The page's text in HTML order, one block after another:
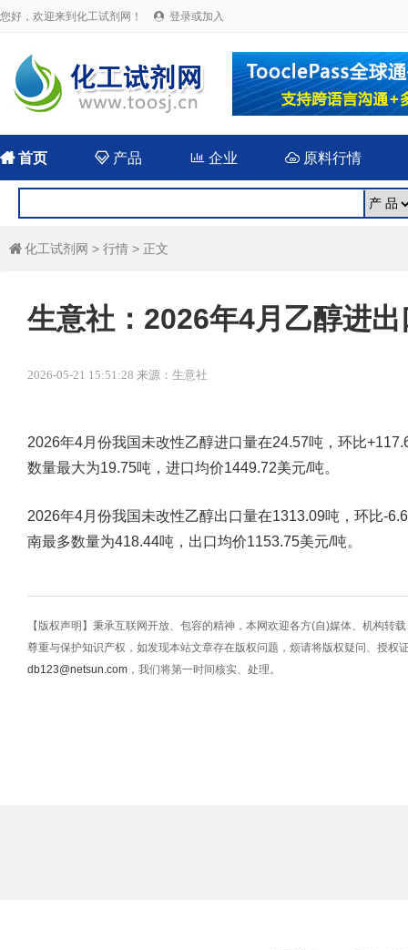
您好，欢迎来到化工试剂网！  登录或加入
首页  产品 企业 原料行情
 化工试剂网 > 行情 > 正文
生意社：2026年4月乙醇进
2026-05-21 15:51:28 来源：生意社
2026年4月份我国未改性乙醇进口量在24.57吨，环比
数量最大为19.75吨，进口均价1449.72美元/吨。
2026年4月份我国未改性乙醇出口量在1313.09吨，环比-
南最多数量为418.44吨，出口均价1153.75美元/吨。
【版权声明】秉承互联网开放、包容的精神，本网欢迎各方(自)媒体、机构转
尊重与保护知识产权，如发现本站文章存在版权问题，烦请将版权疑问、授权
db123@netsun.com ，我们将第一时间核实、处理。